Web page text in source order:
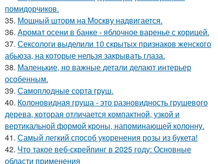
помидорчиков.
35. Мощный шторм на Москву надвигается.
36. Аромат осени в банке - яблочное варенье с корицей.
37. Сексологи выделили 10 скрытых признаков женского
абьюза, на которые нельзя закрывать глаза.
38. Маленькие, но важные детали делают интерьер
особенным.
39. Самоплoдные сорта грyш.
40. Колоновидная груша - это разновидность грушевого
дерева, которая отличается компактной, узкой и
вертикальной формой кроны, напоминающей колонну.
41. Самый легкий способ укоренения розы из букета!
42. Что такое веб-скрейпинг в 2025 году: Основные
области применения